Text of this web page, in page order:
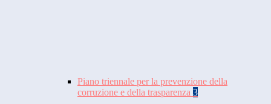
Piano triennale per la prevenzione della
corruzione e della trasparenza 3